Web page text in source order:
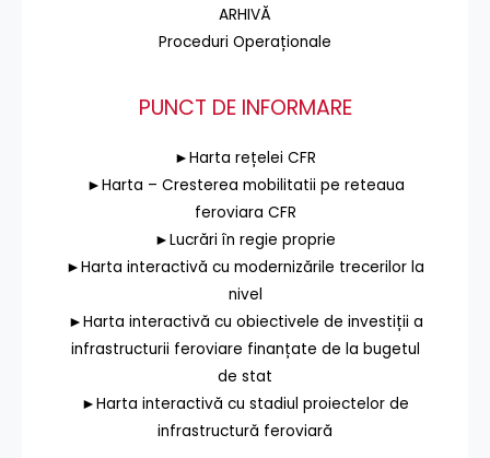
ARHIVĂ
Proceduri Operaționale
PUNCT DE INFORMARE
►Harta rețelei CFR
►Harta – Cresterea mobilitatii pe reteaua
feroviara CFR
►Lucrări în regie proprie
►Harta interactivă cu modernizările trecerilor la
nivel
►Harta interactivă cu obiectivele de investiții a
infrastructurii feroviare finanțate de la bugetul
de stat
►Harta interactivă cu stadiul proiectelor de
infrastructură feroviară